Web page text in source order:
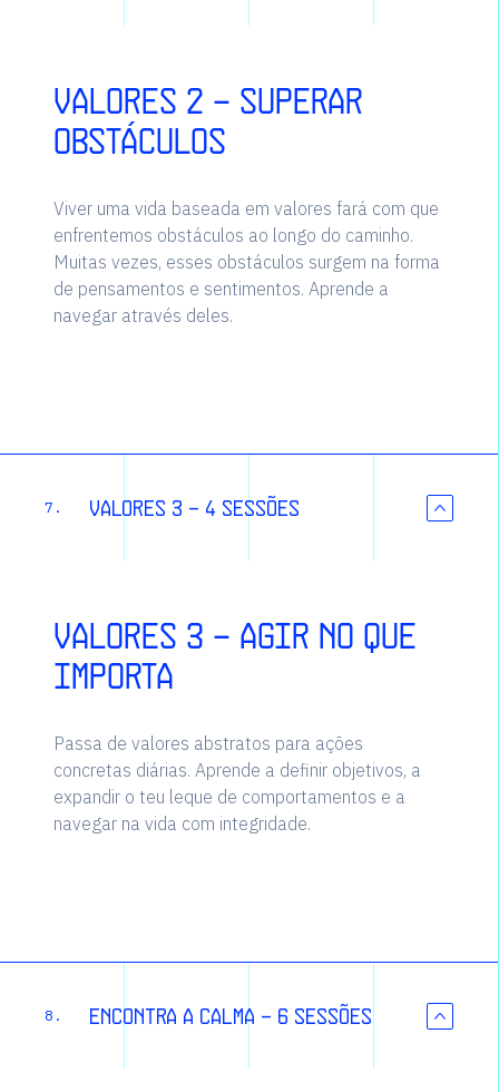
Valores 2 - Superar
obstáculos
Viver uma vida baseada em valores fará com que
enfrentemos obstáculos ao longo do caminho.
Muitas vezes, esses obstáculos surgem na forma
de pensamentos e sentimentos. Aprende a
navegar através deles.
7. Valores 3 - 4 sessões
Valores 3 - Agir no que
importa
Passa de valores abstratos para ações
concretas diárias. Aprende a definir objetivos, a
expandir o teu leque de comportamentos e a
navegar na vida com integridade.
8. Encontra a calma - 6 sessões